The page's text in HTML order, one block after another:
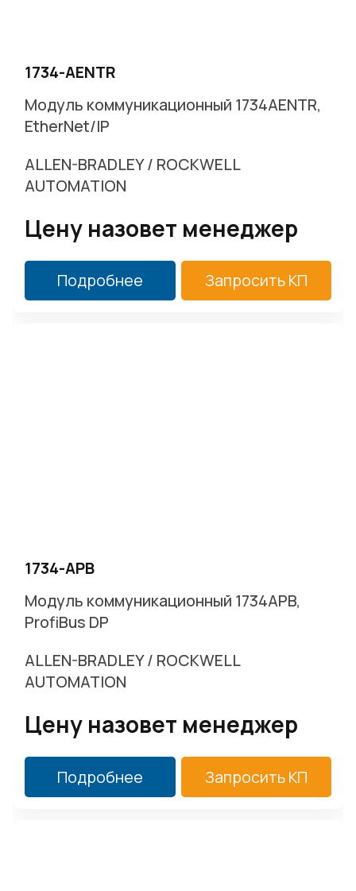
1734-AENTR
Модуль коммуникационный 1734AENTR,
EtherNet/IP
ALLEN-BRADLEY / ROCKWELL
AUTOMATION
Цену назовет менеджер
Подробнее Запросить КП
1734-APB
Модуль коммуникационный 1734APB,
ProfiBus DP
ALLEN-BRADLEY / ROCKWELL
AUTOMATION
Цену назовет менеджер
Подробнее Запросить КП